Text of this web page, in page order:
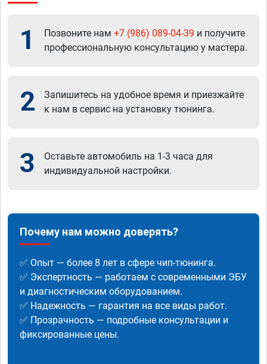
1 Позвоните нам +7 (986) 089-04-39 и получите
профессиональную консультацию у мастера.
2
Запишитесь на удобное время и приезжайте
к нам в сервис на установку тюнинга.
3
Оставьте автомобиль на 1-3 часа для
индивидуальной настройки.
Почему нам можно доверять?
✅ Опыт — более 8 лет в сфере чип-тюнинга.
✅ Экспертность — работаем с современными ЭБУ
и диагностическим оборудованием.
✅ Надежность — гарантия на все виды работ.
✅ Прозрачность — подробные консультации и
фиксированные цены.